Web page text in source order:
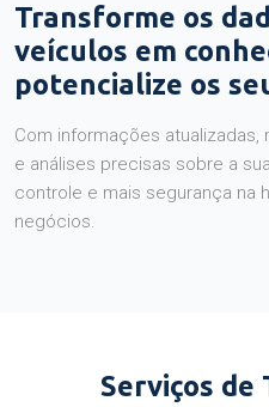
Transforme os
veículos em
potencialize os
Com informações
e análises precisas sobre a
controle e mais segurança na
negócios.
Serviços de